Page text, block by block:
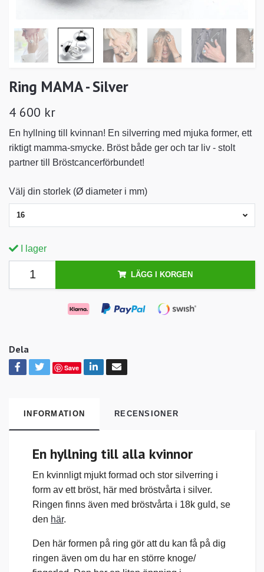
Ring MAMA - Silver
4 600 kr
En hyllning till kvinnan! En silverring med mjuka former, ett
riktigt mamma-smycke. Bröst både ger och tar liv - stolt
partner till Bröstcancerförbundet!
Välj din storlek (Ø diameter i mm)
16
I lager
LÄGG I KORGEN
Dela
Save
INFORMATION RECENSIONER
En hyllning till alla kvinnor
En kvinnligt mjukt formad och stor silverring i
form av ett bröst, här med bröstvårta i silver.
Ringen finns även med bröstvårta i 18k guld, se
den här.
Den här formen på ring gör att du kan få på dig
ringen även om du har en större knoge/